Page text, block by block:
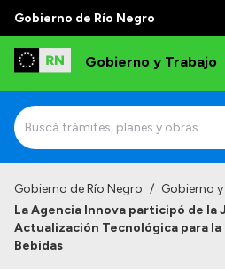
Gobierno de Río Negro
Gobierno y Trabajo
Institucional
Gobierno de Río Negro / Gobierno
La Agencia Innova participó de la
Actualización Tecnológica para
Bebidas